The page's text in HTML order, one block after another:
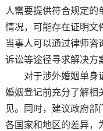
人需要提供符合规定的
情况，可能存在证明文
当事人可以通过律师咨
诉讼等途径寻求解决方
对于涉外婚姻单身证
婚姻登记前充分了解相
见。同时，建议政府部
各国家和地区的差异，